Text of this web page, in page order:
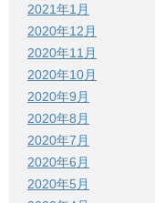
2021年1月
2020年12月
2020年11月
2020年10月
2020年9月
2020年8月
2020年7月
2020年6月
2020年5月